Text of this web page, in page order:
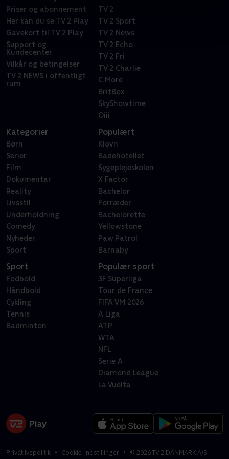
Priser og abonnement
Her kan du se TV 2 Play
Gavekort til TV 2 Play
Support og
Kundecenter
Vilkår og betingelser
TV 2 NEWS i offentligt
rum
TV 2
TV 2 Sport
TV 2 News
TV 2 Echo
TV 2 Fri
TV 2 Charlie
C More
BritBox
SkyShowtime
Oiii
Kategorier
Børn
Serier
Film
Dokumentar
Reality
Livsstil
Underholdning
Comedy
Nyheder
Sport
Populært
Klovn
Badehotellet
Sygeplejeskolen
X Factor
Bachelor
Forræder
Bachelorette
Yellowstone
Paw Patrol
Barnaby
Sport
Fodbold
Håndbold
Cykling
Tennis
Badminton
Populær sport
3F Superliga
Tour de France
FIFA VM 2026
A Liga
ATP
WTA
NFL
Serie A
Diamond League
La Vuelta
Privatlivspolitik Cookie-indstillinger © 2026TV 2 DANMARK A/S